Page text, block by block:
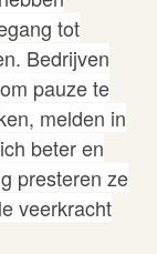
tot
Bedrijven
pauze te
melden in
beter en
presteren ze
veerkracht